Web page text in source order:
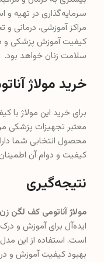
سرمایه‌گذاری در تهیه و
مراکز آموزشی، درمانی
کیفیت آموزش پزشکی و
سلامت زنان خواهد بود.
خرید مولاژ
برای خرید این مولاژ با
معتبر تجهیزات پزشکی
محصول انتخابی شما
کیفیت و دوام آن
نتیجه‌گیری
مولاژ آناتومی کف لگن زن
ایده‌آل برای آموزش و
است. استفاده از این
بهبود کیفیت آموزش و